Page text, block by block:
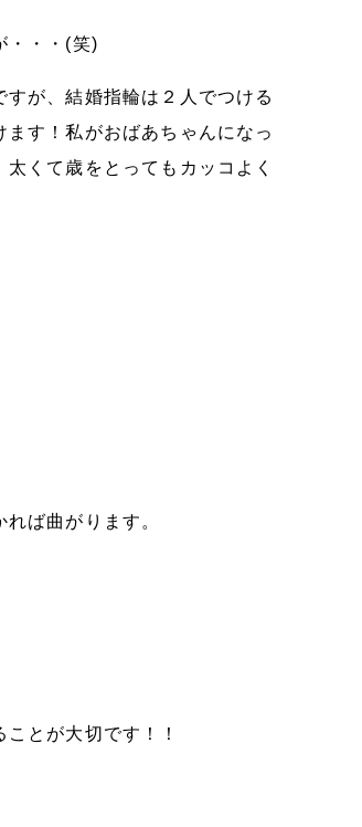
・・・(笑)
が、結婚指輪は２人でつける
す！私がおばあちゃんになっ
くて歳をとってもカッコよく
ば曲がります。
とが大切です！！